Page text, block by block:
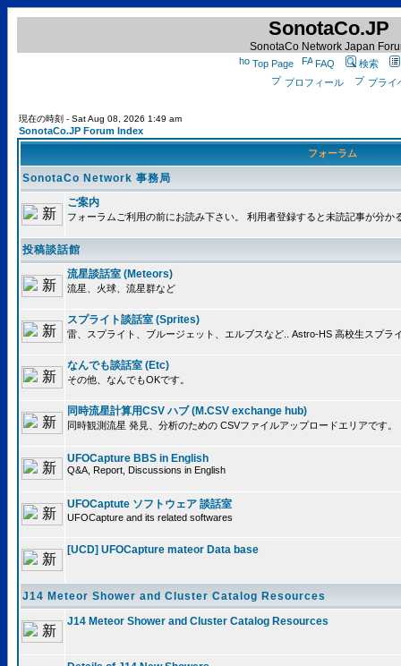
SonotaCo.JP
SonotaCo Network Japan
Top Page FAQ
検索
プロフィール
プライ
現在の時刻 - Sat Aug 08, 2026 1:49 am
SonotaCo.JP Forum Index
フォーラム
SonotaCo Network 事務局
ご案内
フォーラムご利用の前にお読み下さい。 利用者登録すると未読記事が分か
投稿談話館
流星談話室 (Meteors)
流星、火球、流星群など
スプライト談話室 (Sprites)
雷、スプライト、ブルージェット、エルブスなど.. Astro-HS 高校生スプラ
なんでも談話室 (Etc)
その他、なんでもOKです。
同時流星計算用CSV ハブ (M.CSV exchange hub)
同時観測流星 発見、分析のための CSVファイルアップロードエリアです。
UFOCapture BBS in English
Q&A, Report, Discussions in English
UFOCaptute ソフトウェア 談話室
UFOCapture and its related softwares
[UCD] UFOCapture mateor Data base
J14 Meteor Shower and Cluster Catalog Resources
J14 Meteor Shower and Cluster Catalog Resources